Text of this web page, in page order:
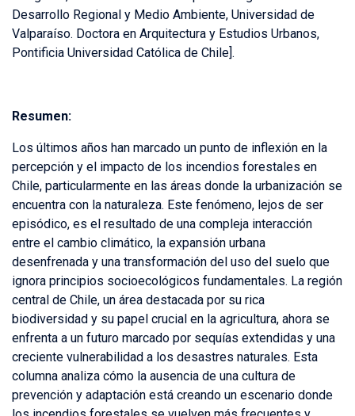
Desarrollo Regional y Medio Ambiente, Universidad de
Valparaíso. Doctora en Arquitectura y Estudios Urbanos,
Pontificia Universidad Católica de Chile].
Resumen:
Los últimos años han marcado un punto de inflexión en la
percepción y el impacto de los incendios forestales en
Chile, particularmente en las áreas donde la urbanización se
encuentra con la naturaleza. Este fenómeno, lejos de ser
episódico, es el resultado de una compleja interacción
entre el cambio climático, la expansión urbana
desenfrenada y una transformación del uso del suelo que
ignora principios socioecológicos fundamentales. La región
central de Chile, un área destacada por su rica
biodiversidad y su papel crucial en la agricultura, ahora se
enfrenta a un futuro marcado por sequías extendidas y una
creciente vulnerabilidad a los desastres naturales. Esta
columna analiza cómo la ausencia de una cultura de
prevención y adaptación está creando un escenario donde